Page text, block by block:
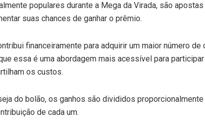
populares durante a Mega da Virada, são
suas chances de ganhar o prêmio.
financeiramente para adquirir um maior número de
essa é uma abordagem mais acessível para
os custos.
do bolão, os ganhos são divididos
de cada um.